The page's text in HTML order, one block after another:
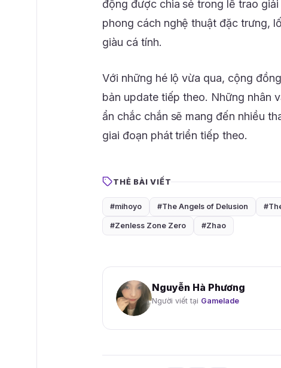
động được chia sẻ trong lễ trao
phong cách nghệ thuật đặc trưng,
giàu cá tính.
Với những hé lộ vừa qua, cộng
bản update tiếp theo. Những nhân
ẩn chắc chắn sẽ mang đến nhiều
giai đoạn phát triển tiếp theo.
THẺ BÀI VIẾT
#mihoyo #The Angels of Delusion
#Zenless Zone Zero #Zhao
Nguyễn Hà Phương
Người viết tại Gamelade